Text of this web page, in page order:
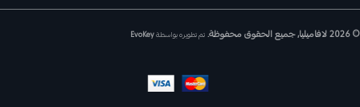
© 2026 لافاميليا, جميع الحقوق محفوظة. تم تطويره بواسطةEvoKey